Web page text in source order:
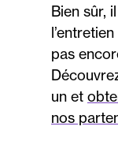
Bien sûr,
pas
un et
nos